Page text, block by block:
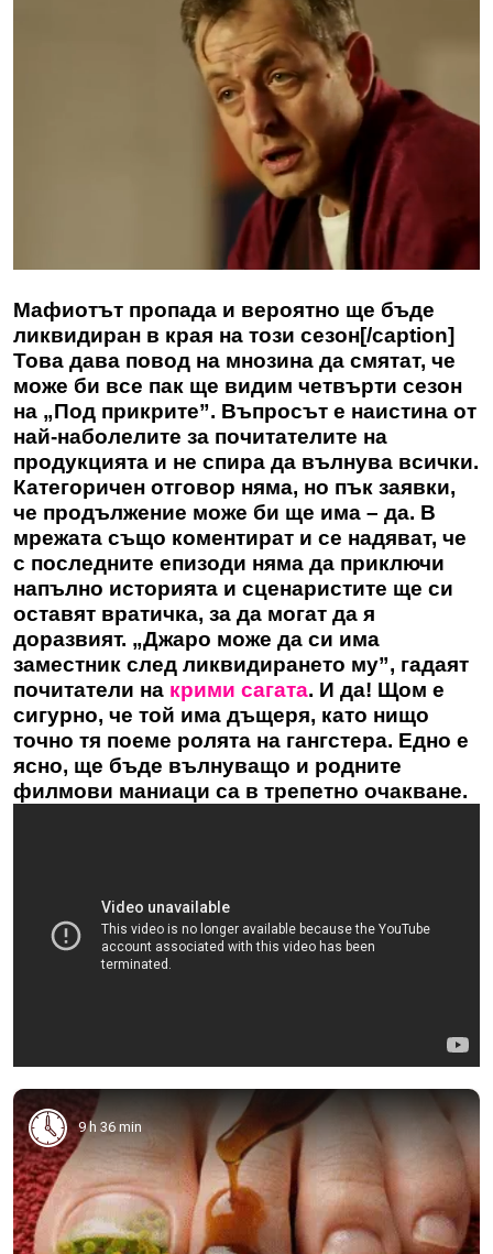
Мафиотът пропада и вероятно ще бъде
ликвидиран в края на този сезон[/caption]
Това дава повод на мнозина да смятат, че
може би все пак ще видим четвърти сезон
на „Под прикрите”. Въпросът е наистина от
най-наболелите за почитателите на
продукцията и не спира да вълнува всички.
Категоричен отговор няма, но пък заявки,
че продължение може би ще има – да. В
мрежата също коментират и се надяват, че
с последните епизоди няма да приключи
напълно историята и сценаристите ще си
оставят вратичка, за да могат да я
доразвият. „Джаро може да си има
заместник след ликвидирането му”, гадаят
почитатели на крими сагата. И да! Щом е
сигурно, че той има дъщеря, като нищо
точно тя поеме ролята на гангстера. Едно е
ясно, ще бъде вълнуващо и родните
филмови маниаци са в трепетно очакване.
9 h 36 min